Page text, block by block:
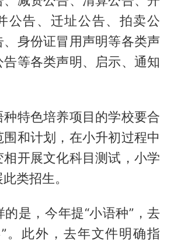
公告、迁址公告、拍卖公
身份证冒用声明等各类声
等各类声明、启示、通知
种特色培养项目的学校要合
和计划，在小升初过程中
开展文化科目测试，小学
类招生。
是，今年提“小语种”，去
。此外，去年文件明确指